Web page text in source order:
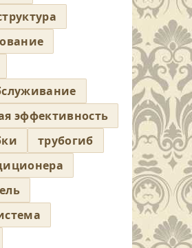
эффективность
трубогиб